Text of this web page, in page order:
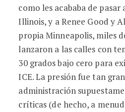
como les acababa de
Illinois, y a Renee Good y
propia Minneapolis, miles
lanzaron a las calles con
30 grados bajo cero para
ICE. La presión fue tan
administración
críticas (de hecho, a